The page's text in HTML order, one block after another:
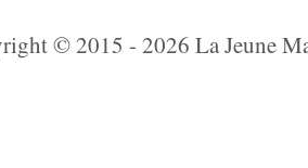
© 2015 - 2026 La Jeune